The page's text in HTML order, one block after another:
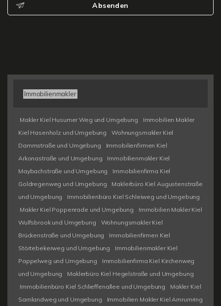
Absenden
Immobilienmakler
Makler Kiel Husumer Weg und Umgebung
Immobilien Makler
Kiel Hasenholz und Umgebung
Wohnungsmakler Kiel
Dammstraße und Umgebung
Immobilienfirmen Kiel
Arkonastraße und Umgebung
Immobilienmakler Kiel
Maybachstraße und Umgebung
Immobilienfirma Kiel
Goldregenweg und Umgebung
Maklerbüro Kiel Augustenstraße
und Umgebung
Immobilienbüro Kiel Schleiweg und Umgebung
Makler Kiel Poppenrade und Umgebung
Immobilien Makler Kiel
Wulfsbrook und Umgebung
Wohnungsmakler Kiel
Brückenstraße und Umgebung
Immobilienfirmen Kiel
Störtebekerweg und Umgebung
Immobilienmakler Kiel
Pappelweg und Umgebung
Immobilienfirma Kiel Kirchenweg
und Umgebung
Maklerbüro Kiel Hegelstraße und Umgebung
Immobilienbüro Kiel Schlieffenallee und Umgebung
Makler Kiel
Samlandweg und Umgebung
Immobilien Makler Kiel Amrumring